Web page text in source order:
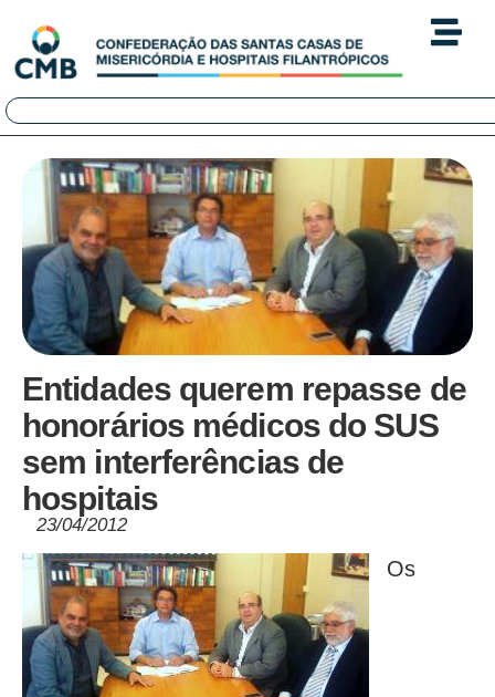
Entidades querem repasse de
honorários médicos do SUS
sem interferências de
hospitais
23/04/2012
Os